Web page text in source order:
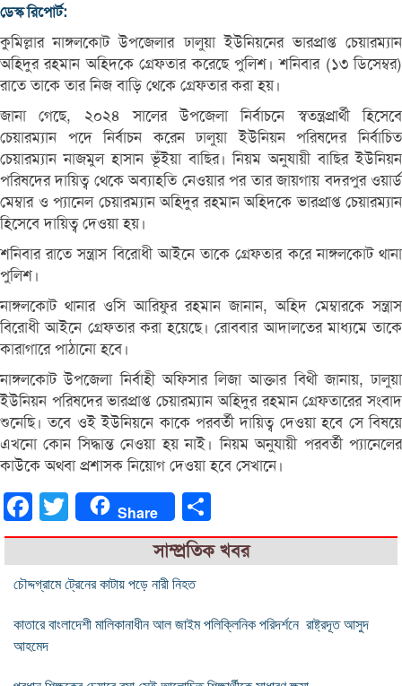
ডেস্ক রিপোর্ট:
কুমিল্লার নাঙ্গলকোট উপজেলার ঢালুয়া ইউনিয়নের ভারপ্রাপ্ত চেয়ারম্যান
অহিদুর রহমান অহিদকে গ্রেফতার করেছে পুলিশ। শনিবার (১৩ ডিসেম্বর)
রাতে তাকে তার নিজ বাড়ি থেকে গ্রেফতার করা হয়।
জানা গেছে, ২০২৪ সালের উপজেলা নির্বাচনে স্বতন্ত্রপ্রার্থী হিসেবে
চেয়ারম্যান পদে নির্বাচন করেন ঢালুয়া ইউনিয়ন পরিষদের নির্বাচিত
চেয়ারম্যান নাজমুল হাসান ভূঁইয়া বাছির। নিয়ম অনুযায়ী বাছির ইউনিয়ন
পরিষদের দায়িত্ব থেকে অব্যাহতি নেওয়ার পর তার জায়গায় বদরপুর ওয়ার্ড
মেম্বার ও প্যানেল চেয়ারম্যান অহিদুর রহমান অহিদকে ভারপ্রাপ্ত চেয়ারম্যান
হিসেবে দায়িত্ব দেওয়া হয়।
শনিবার রাতে সন্ত্রাস বিরোধী আইনে তাকে গ্রেফতার করে নাঙ্গলকোট থানা
পুলিশ।
নাঙ্গলকোট থানার ওসি আরিফুর রহমান জানান, অহিদ মেম্বারকে সন্ত্রাস
বিরোধী আইনে গ্রেফতার করা হয়েছে। রোববার আদালতের মাধ্যমে তাকে
কারাগারে পাঠানো হবে।
নাঙ্গলকোট উপজেলা নির্বাহী অফিসার লিজা আক্তার বিথী জানায়, ঢালুয়া
ইউনিয়ন পরিষদের ভারপ্রাপ্ত চেয়ারম্যান অহিদুর রহমান গ্রেফতারের সংবাদ
শুনেছি। তবে ওই ইউনিয়নে কাকে পরবর্তী দায়িত্ব দেওয়া হবে সে বিষয়ে
এখনো কোন সিদ্ধান্ত নেওয়া হয় নাই। নিয়ম অনুযায়ী পরবর্তী প্যানেলের
কাউকে অথবা প্রশাসক নিয়োগ দেওয়া হবে সেখানে।
FacebookTwitter Share
সাম্প্রতিক খবর
চৌদ্দগ্রামে ট্রেনের কাটায় পড়ে নারী নিহত
কাতারে বাংলাদেশী মালিকানাধীন আল জাইম পলিক্লিনিক পরিদর্শনে রাষ্ট্রদূত আসুদ
আহমেদ